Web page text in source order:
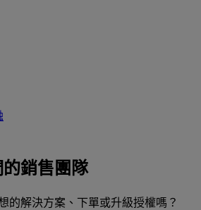
銷售團隊
的解決方案、下單或升級授權嗎？